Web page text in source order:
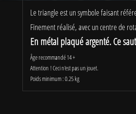
Le triangle est un symbole faisant
Finement réalisé, avec un centre de
En métal plaqué argenté. Ce
Âge recommandé 14 +
Attention ! Ceci n'est pas un jouet.
Poids minimum : 0.25 kg